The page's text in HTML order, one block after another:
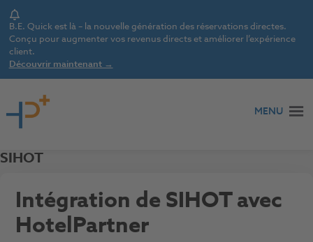
Notice
B.E. Quick est là – la nouvelle génération des réservations directes.
Conçu pour augmenter vos revenus directs et améliorer l’expérience
client.
Découvrir maintenant →
MENU
SIHOT
Intégration de SIHOT avec
HotelPartner